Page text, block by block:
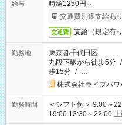
給与
時給1250円～
交通費別途支給あり
交通費 支給（規定有り
勤務地
東京都千代田区
九段下駅から徒歩5分 /
歩15分 / …
株式会社ライブパワ
勤務時間
＜シフト例＞ 9:00～
19:00 12:30～22:00 上記の時間から好きな時間を選べます！ ※
時間は変更となる可能